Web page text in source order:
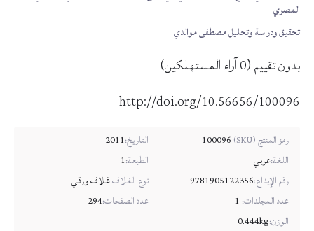
المصري
تحقيق ودراسة وتحليل مصطفى موالدي
بدون تقييم(
0آراء المستهلكين)
http://doi.org/10.56656/100096
رمز المنتج (SKU) 100096 التاريخ:2011
اللغة:عربي الطبعة:1
رقم الإيداع:9781905122356 نوع الغلاف:غلاف ورقي
عدد المجلدات: 1 عدد الصفحات:294
الوزن:0.444kg